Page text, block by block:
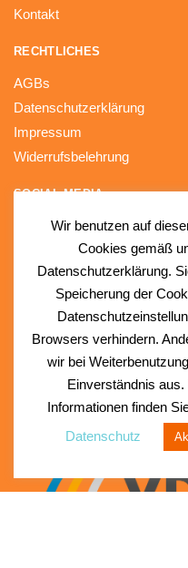
Kontakt
RECHTLICHES
AGBs
Datenschutzerklärung
Impressum
Widerrufsbelehrung
SOCIAL MEDIA
FacebookWir benutzen auf
Cookies gemäß
Datenschutzerklärung.
Speicherung der
Browsers verhindern.
wir bei
Einverständnis aus.
Informationen finden
Datenschutz